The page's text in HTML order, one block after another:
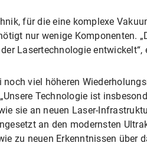
für die eine komplexe
nur wenige Komponenten.
Lasertechnologie
noch viel höheren
Technologie ist
sie an neuen Laser-
an den modernsten
zu neuen Erkenntnissen über